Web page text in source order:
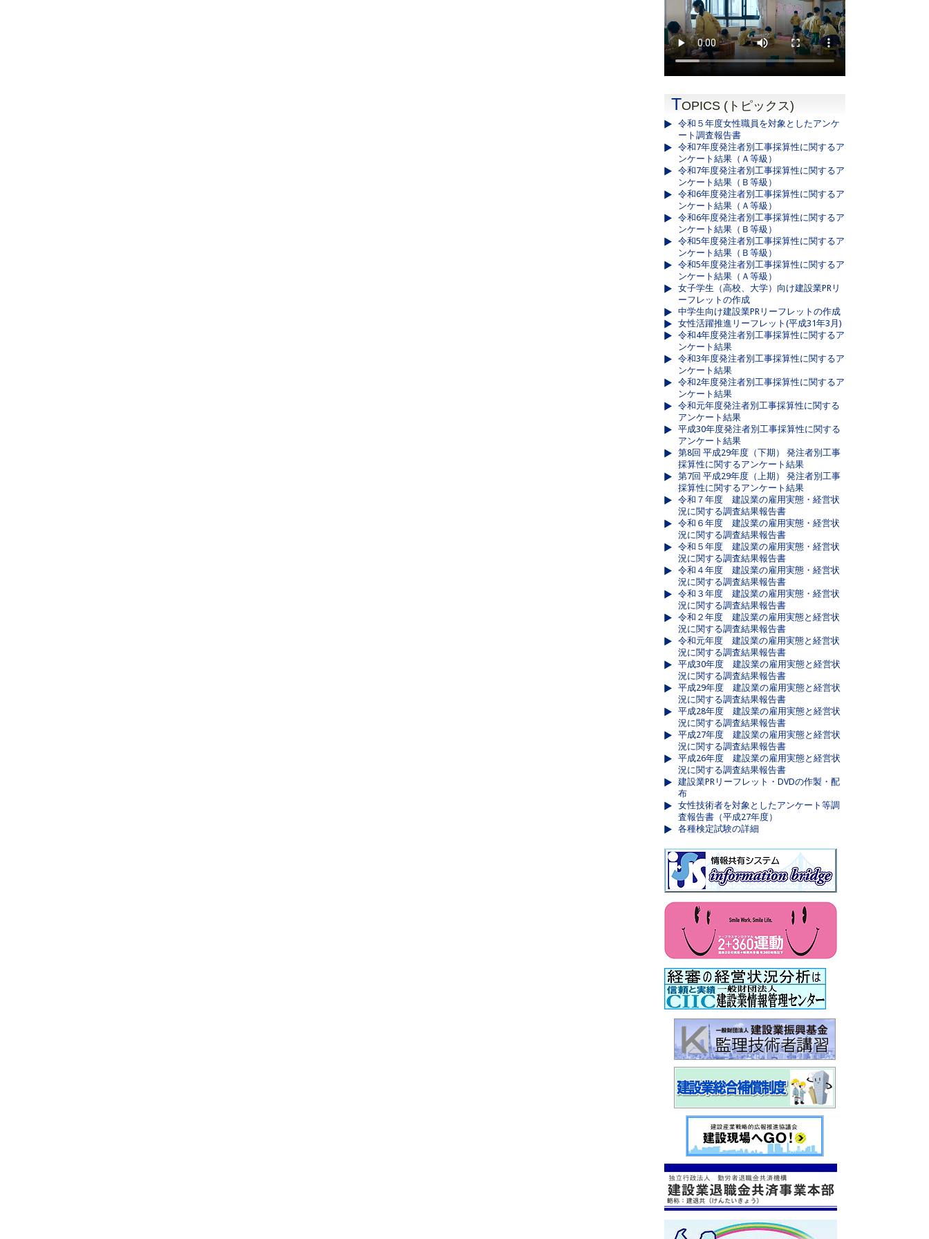
TOPICS (トピックス)
令和５年度女性職員を対象としたアンケ
ート調査報告書
令和7年度発注者別工事採算性に関するア
ンケート結果（Ａ等級）
令和7年度発注者別工事採算性に関するア
ンケート結果（Ｂ等級）
令和6年度発注者別工事採算性に関するア
ンケート結果（Ａ等級）
令和6年度発注者別工事採算性に関するア
ンケート結果（Ｂ等級）
令和5年度発注者別工事採算性に関するア
ンケート結果（Ｂ等級）
令和5年度発注者別工事採算性に関するア
ンケート結果（Ａ等級）
女子学生（高校、大学）向け建設業PRリ
ーフレットの作成
中学生向け建設業PRリーフレットの作成
女性活躍推進リーフレット(平成31年3月)
令和4年度発注者別工事採算性に関するア
ンケート結果
令和3年度発注者別工事採算性に関するア
ンケート結果
令和2年度発注者別工事採算性に関するア
ンケート結果
令和元年度発注者別工事採算性に関する
アンケート結果
平成30年度発注者別工事採算性に関する
アンケート結果
第8回 平成29年度（下期） 発注者別工事
採算性に関するアンケート結果
第7回 平成29年度（上期） 発注者別工事
採算性に関するアンケート結果
令和７年度 建設業の雇用実態・経営状
況に関する調査結果報告書
令和６年度 建設業の雇用実態・経営状
況に関する調査結果報告書
令和５年度 建設業の雇用実態・経営状
況に関する調査結果報告書
令和４年度 建設業の雇用実態・経営状
況に関する調査結果報告書
令和３年度 建設業の雇用実態・経営状
況に関する調査結果報告書
令和２年度 建設業の雇用実態と経営状
況に関する調査結果報告書
令和元年度 建設業の雇用実態と経営状
況に関する調査結果報告書
平成30年度 建設業の雇用実態と経営状
況に関する調査結果報告書
平成29年度 建設業の雇用実態と経営状
況に関する調査結果報告書
平成28年度 建設業の雇用実態と経営状
況に関する調査結果報告書
平成27年度 建設業の雇用実態と経営状
況に関する調査結果報告書
平成26年度 建設業の雇用実態と経営状
況に関する調査結果報告書
建設業PRリーフレット・DVDの作製・配
布
女性技術者を対象としたアンケート等調
査報告書（平成27年度）
各種検定試験の詳細